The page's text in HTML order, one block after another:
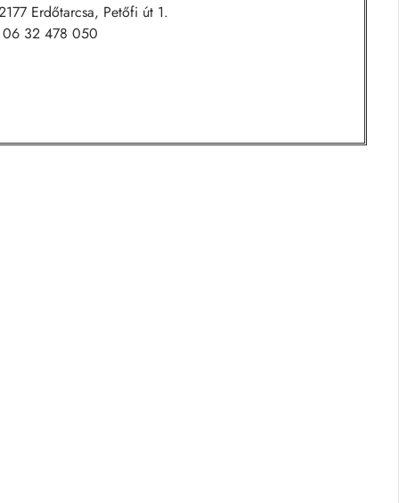
Erdőtarcsa, Petőfi út 1.
06 32 478 050